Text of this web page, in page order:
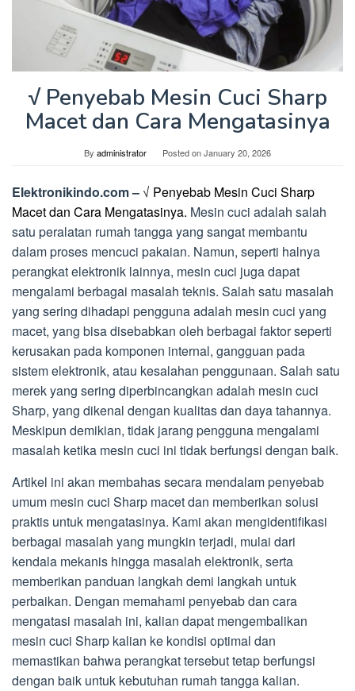
√ Penyebab Mesin Cuci Sharp
Macet dan Cara Mengatasinya
By administrator Posted onJanuary 20, 2026
Elektronikindo.com – √ Penyebab Mesin Cuci Sharp
Macet dan Cara Mengatasinya. Mesin cuci adalah salah
satu peralatan rumah tangga yang sangat membantu
dalam proses mencuci pakaian. Namun, seperti halnya
perangkat elektronik lainnya, mesin cuci juga dapat
mengalami berbagai masalah teknis. Salah satu masalah
yang sering dihadapi pengguna adalah mesin cuci yang
macet, yang bisa disebabkan oleh berbagai faktor seperti
kerusakan pada komponen internal, gangguan pada
sistem elektronik, atau kesalahan penggunaan. Salah satu
merek yang sering diperbincangkan adalah mesin cuci
Sharp, yang dikenal dengan kualitas dan daya tahannya.
Meskipun demikian, tidak jarang pengguna mengalami
masalah ketika mesin cuci ini tidak berfungsi dengan baik.
Artikel ini akan membahas secara mendalam penyebab
umum mesin cuci Sharp macet dan memberikan solusi
praktis untuk mengatasinya. Kami akan mengidentifikasi
berbagai masalah yang mungkin terjadi, mulai dari
kendala mekanis hingga masalah elektronik, serta
memberikan panduan langkah demi langkah untuk
perbaikan. Dengan memahami penyebab dan cara
mengatasi masalah ini, kalian dapat mengembalikan
mesin cuci Sharp kalian ke kondisi optimal dan
memastikan bahwa perangkat tersebut tetap berfungsi
dengan baik untuk kebutuhan rumah tangga kalian.